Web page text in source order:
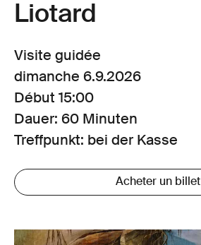
Liotard
Visite guidée
dimanche 6.9.2026
Début 15:00
Dauer: 60 Minuten
Treffpunkt: bei der Kasse
Acheter un billet